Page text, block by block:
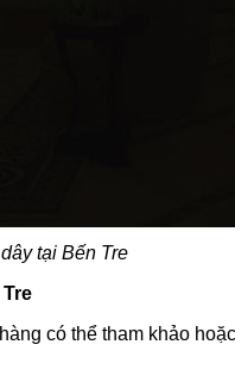
tại Bến Tre
có thể tham khảo